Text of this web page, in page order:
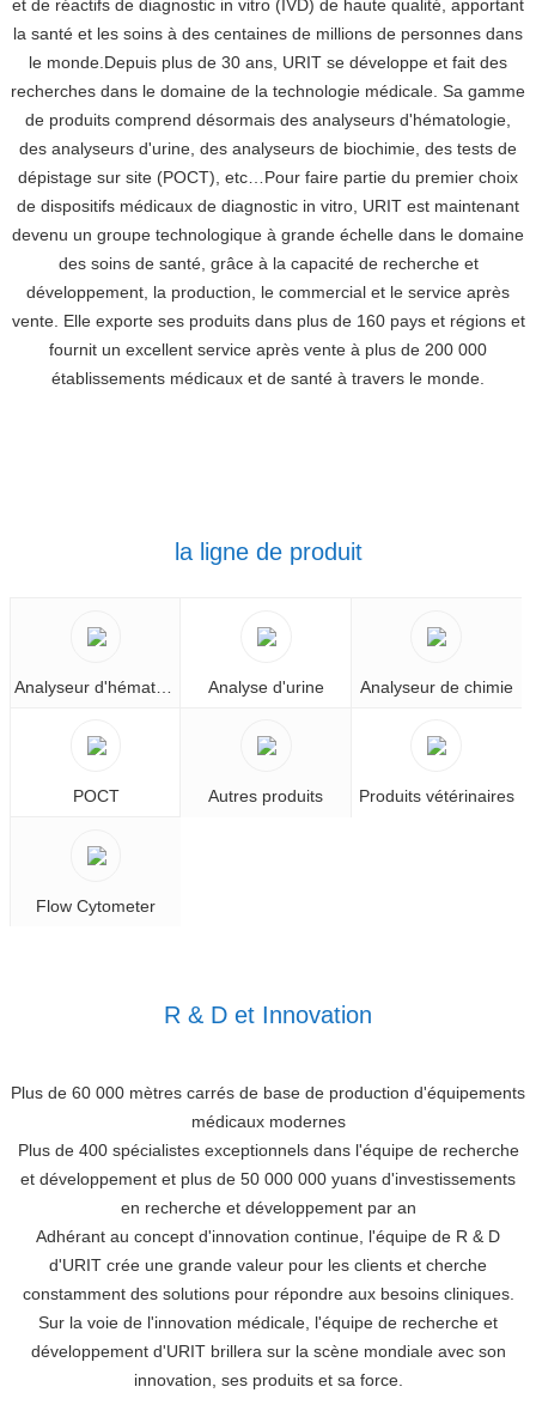
et de réactifs de diagnostic in vitro (IVD) de haute qualité, apportant
la santé et les soins à des centaines de millions de personnes dans
le monde.Depuis plus de 30 ans, URIT se développe et fait des
recherches dans le domaine de la technologie médicale. Sa gamme
de produits comprend désormais des analyseurs d'hématologie,
des analyseurs d'urine, des analyseurs de biochimie, des tests de
dépistage sur site (POCT), etc…Pour faire partie du premier choix
de dispositifs médicaux de diagnostic in vitro, URIT est maintenant
devenu un groupe technologique à grande échelle dans le domaine
des soins de santé, grâce à la capacité de recherche et
développement, la production, le commercial et le service après
vente. Elle exporte ses produits dans plus de 160 pays et régions et
fournit un excellent service après vente à plus de 200 000
établissements médicaux et de santé à travers le monde.
la ligne de produit
Analyseur d'hématologie Analyse d'urine Analyseur de chimie
POCT Autres produits Produits vétérinaires
Flow Cytometer
R & D et Innovation
Plus de 60 000 mètres carrés de base de production d'équipements
médicaux modernes
Plus de 400 spécialistes exceptionnels dans l'équipe de recherche
et développement et plus de 50 000 000 yuans d'investissements
en recherche et développement par an
Adhérant au concept d'innovation continue, l'équipe de R & D
d'URIT crée une grande valeur pour les clients et cherche
constamment des solutions pour répondre aux besoins cliniques.
Sur la voie de l'innovation médicale, l'équipe de recherche et
développement d'URIT brillera sur la scène mondiale avec son
innovation, ses produits et sa force.